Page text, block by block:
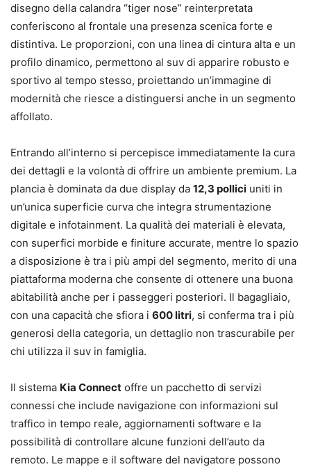
disegno della calandra “tiger nose” reinterpretata
conferiscono al frontale una presenza scenica forte e
distintiva. Le proporzioni, con una linea di cintura alta e un
profilo dinamico, permettono al suv di apparire robusto e
sportivo al tempo stesso, proiettando un’immagine di
modernità che riesce a distinguersi anche in un segmento
affollato.
Entrando all’interno si percepisce immediatamente la cura
dei dettagli e la volontà di offrire un ambiente premium. La
plancia è dominata da due display da 12,3 pollici uniti in
un’unica superficie curva che integra strumentazione
digitale e infotainment. La qualità dei materiali è elevata,
con superfici morbide e finiture accurate, mentre lo spazio
a disposizione è tra i più ampi del segmento, merito di una
piattaforma moderna che consente di ottenere una buona
abitabilità anche per i passeggeri posteriori. Il bagagliaio,
con una capacità che sfiora i 600 litri, si conferma tra i più
generosi della categoria, un dettaglio non trascurabile per
chi utilizza il suv in famiglia.
Il sistema Kia Connect offre un pacchetto di servizi
connessi che include navigazione con informazioni sul
traffico in tempo reale, aggiornamenti software e la
possibilità di controllare alcune funzioni dell’auto da
remoto. Le mappe e il software del navigatore possono